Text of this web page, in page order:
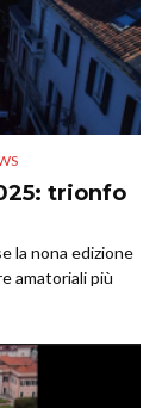
trionfo
la nona edizione
amatoriali più